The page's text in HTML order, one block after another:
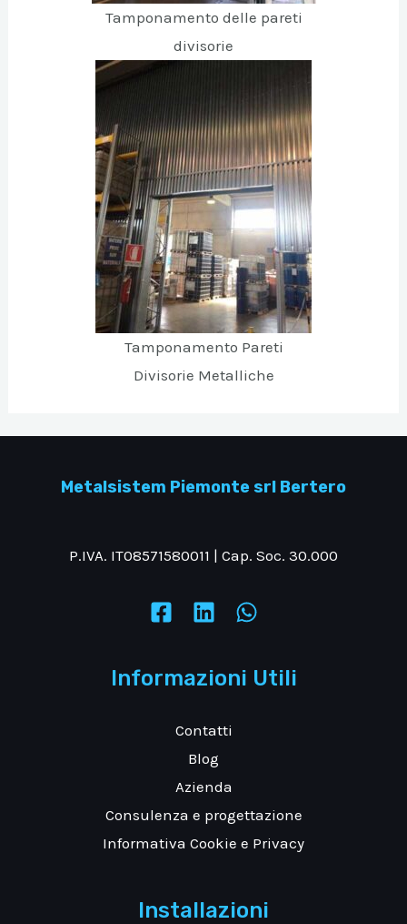
Tamponamento delle pareti
divisorie
Tamponamento Pareti
Divisorie Metalliche
Metalsistem Piemonte srl Bertero
P.IVA. IT08571580011 | Cap. Soc. 30.000
Informazioni Utili
Contatti
Blog
Azienda
Consulenza e progettazione
Informativa Cookie e Privacy
Installazioni